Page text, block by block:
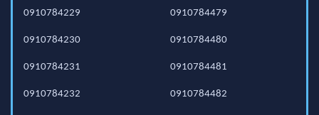
0910784229
0910784230
0910784231
0910784232
0910784479
0910784480
0910784481
0910784482